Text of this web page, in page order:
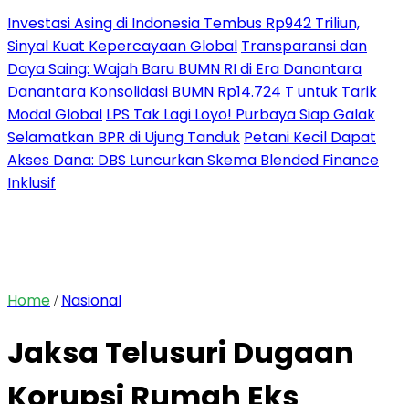
Investasi Asing di Indonesia Tembus Rp942 Triliun,
Sinyal Kuat Kepercayaan Global Transparansi dan
Daya Saing: Wajah Baru BUMN RI di Era Danantara
Danantara Konsolidasi BUMN Rp14.724 T untuk Tarik
Modal Global LPS Tak Lagi Loyo! Purbaya Siap Galak
Selamatkan BPR di Ujung Tanduk Petani Kecil Dapat
Akses Dana: DBS Luncurkan Skema Blended Finance
Inklusif
Home / Nasional
Jaksa Telusuri Dugaan